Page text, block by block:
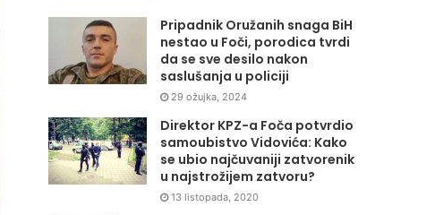
Pripadnik Oružanih snaga BiH
nestao u Foči, porodica tvrdi
da se sve desilo nakon
saslušanja u policiji
29 ožujka, 2024
Direktor KPZ-a Foča potvrdio
samoubistvo Vidovića: Kako
se ubio najčuvaniji zatvorenik
u najstrožijem zatvoru?
13 listopada, 2020